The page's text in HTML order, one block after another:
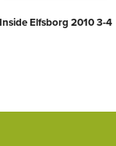
Inside Elfsborg 2010 3-4